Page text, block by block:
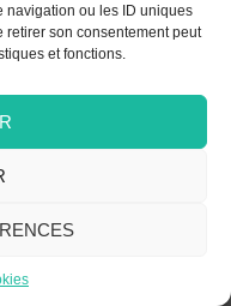
navigation ou les ID uniques
retirer son consentement peut
et fonctions.